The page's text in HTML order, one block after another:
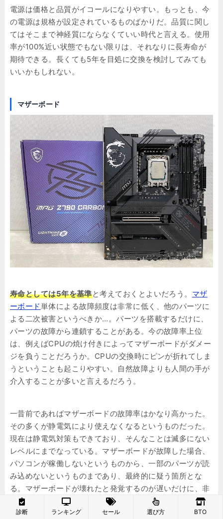
電源は価格と品質がイコールになりやすい。もっとも、今
の電源は規格が設定されているものばかりだ。品質に関し
てはそこまで神経質にならなくていい時代と言える。使用
率が100%近い状態でもない限りは、それなりに長寿命が
期待できる。長くても5年を目処に交換を検討してみても
いいかもしれない。
マザーボード
寿命としては5年を基準と考えておくとよいだろう。 マザ
ーボード単体による故障頻度は非常に低く、他のパーツに
よる二次被害というべきか…。パーツを搭載するだけに、
パーツの故障から連鎖することがある。今の故障率上位
は、例えばCPUの焼け付きによってマザーボードがダメー
ジを負うことだろうか。CPUの交換時にピンが折れてしま
うということも起こりやすい。自然故障よりも人間の手が
介入することが多いと言えるだろう。
一昔前であればマザーボードの故障率はかなり高かった。
その多くが静電気により使えなくなるというものだった。
現在は静電気対策もできており、そんなことは滅多にない
レベルにまでなっている。マザーボードが故障した場合、
パソコンが稼働しないというものから、一部のパーツが読
み込めないというものまであり、最終的に疑う箇所とな
る。マザーボードが壊れたと発覚するのが遅いだけに、非
常に質が悪いものの寿命自体は非常に長く、故障はレアケ
ースだろう。
診断 ランキング セール 選び方 BTO